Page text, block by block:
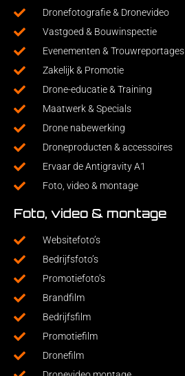
Dronefotografie & Dronevideo
Vastgoed & Bouwinspectie
Evenementen & Trouwreportages
Zakelijk & Promotie
Drone-educatie & Training
Maatwerk & Specials
Drone nabewerking
Droneproducten & accessoires
Ervaar de Antigravity A1
Foto, video & montage
Foto, video & montage
Websitefoto’s
Bedrijfsfoto’s
Promotiefoto’s
Brandfilm
Bedrijfsfilm
Promotiefilm
Dronefilm